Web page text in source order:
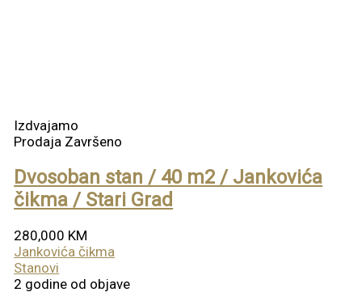
Izdvajamo
Prodaja Završeno
Dvosoban stan / 40 m2 / Jankovića
čikma / Stari Grad
280,000 KM
Jankovića čikma
Stanovi
2 godine od objave